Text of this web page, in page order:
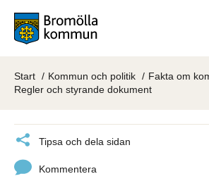
Start Kommun och politik
Fakta om
Regler och styrande dokument
Tipsa och dela sidan
Kommentera